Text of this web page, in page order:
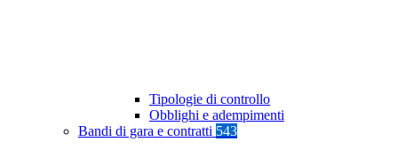
Tipologie di controllo
Obblighi e adempimenti
Bandi di gara e contratti 543